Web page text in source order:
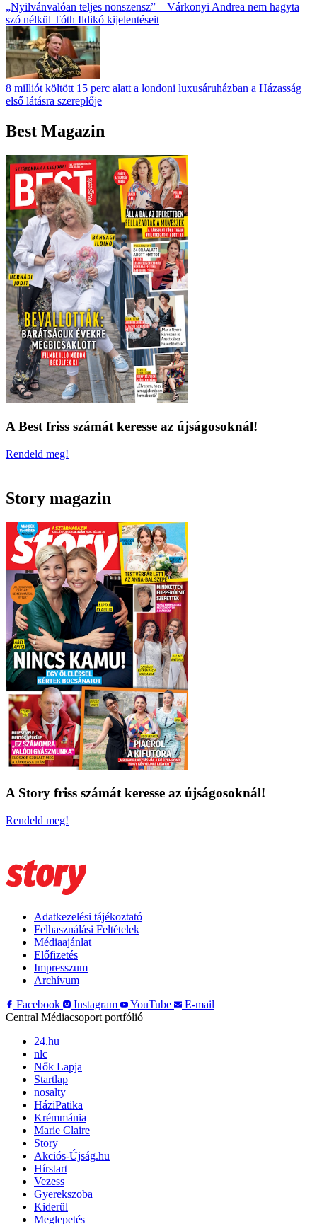
„Nyilvánvalóan teljes nonszensz” – Várkonyi Andrea nem hagyta
szó nélkül Tóth Ildikó kijelentéseit
8 milliót költött 15 perc alatt a londoni luxusáruházban a Házasság
első látásra szereplője
Best Magazin
A Best friss számát keresse az újságosoknál!
Rendeld meg!
Story magazin
A Story friss számát keresse az újságosoknál!
Rendeld meg!
Adatkezelési tájékoztató
Felhasználási Feltételek
Médiaajánlat
Előfizetés
Impresszum
Archívum
Facebook
Instagram YouTube
E-mail
Central Médiacsoport portfólió
24.hu
nlc
Nők Lapja
Startlap
nosalty
HáziPatika
Krémmánia
Marie Claire
Story
Akciós-Újság.hu
Hírstart
Vezess
Gyerekszoba
Kiderül
Meglepetés